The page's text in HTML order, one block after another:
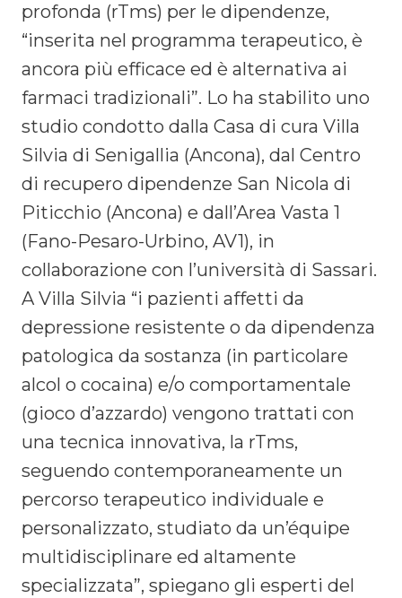
profonda (rTms) per le dipendenze,
“inserita nel programma terapeutico, è
ancora più efficace ed è alternativa ai
farmaci tradizionali”. Lo ha stabilito uno
studio condotto dalla Casa di cura Villa
Silvia di Senigallia (Ancona), dal Centro
di recupero dipendenze San Nicola di
Piticchio (Ancona) e dall’Area Vasta 1
(Fano-Pesaro-Urbino, AV1), in
collaborazione con l’università di Sassari.
A Villa Silvia “i pazienti affetti da
depressione resistente o da dipendenza
patologica da sostanza (in particolare
alcol o cocaina) e/o comportamentale
(gioco d’azzardo) vengono trattati con
una tecnica innovativa, la rTms,
seguendo contemporaneamente un
percorso terapeutico individuale e
personalizzato, studiato da un’équipe
multidisciplinare ed altamente
specializzata”, spiegano gli esperti del